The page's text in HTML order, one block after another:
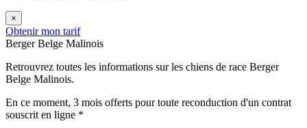
×
Obtenir mon tarif
Berger Belge Malinois
Retrouvrez toutes les informations sur les chiens de race Berger
Belge Malinois.
En ce moment, 3 mois offerts pour toute reconduction d'un contrat
souscrit en ligne *